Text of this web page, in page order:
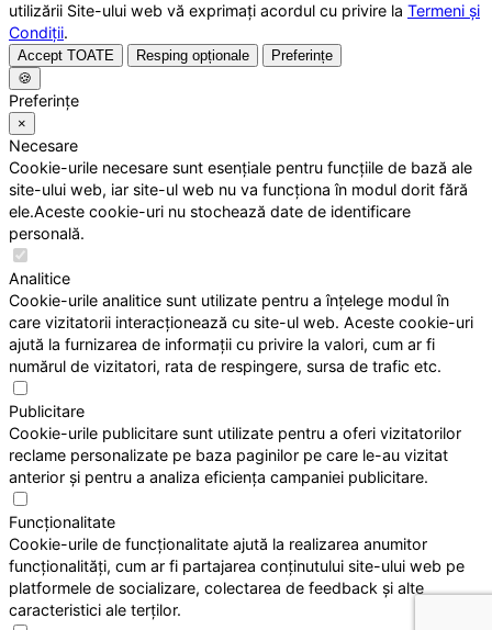
utilizării Site-ului web vă exprimați acordul cu privire la Termeni și
Condiții.
Accept TOATE Resping opționale
Preferințe
🍪
Preferințe
×
Necesare
Cookie-urile necesare sunt esențiale pentru funcțiile de bază ale
site-ului web, iar site-ul web nu va funcționa în modul dorit fără
ele.Aceste cookie-uri nu stochează date de identificare
personală.
Analitice
Cookie-urile analitice sunt utilizate pentru a înțelege modul în
care vizitatorii interacționează cu site-ul web. Aceste cookie-uri
ajută la furnizarea de informații cu privire la valori, cum ar fi
numărul de vizitatori, rata de respingere, sursa de trafic etc.
Publicitare
Cookie-urile publicitare sunt utilizate pentru a oferi vizitatorilor
reclame personalizate pe baza paginilor pe care le-au vizitat
anterior și pentru a analiza eficiența campaniei publicitare.
Funcționalitate
Cookie-urile de funcționalitate ajută la realizarea anumitor
funcționalități, cum ar fi partajarea conținutului site-ului web pe
platformele de socializare, colectarea de feedback și alte
caracteristici ale terților.